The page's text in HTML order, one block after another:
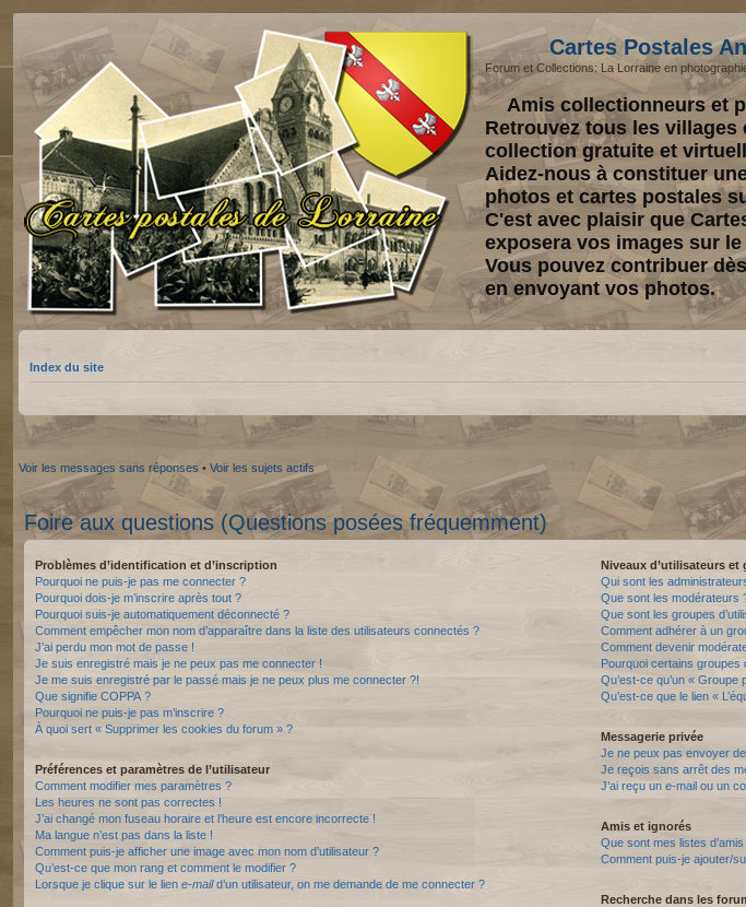
Cartes Postales
Forum et Collections: La Lorraine en
Amis collectionneurs et
Retrouvez tous les
collection gratuite et
Aidez-nous à constituer
photos et cartes postales
C'est avec plaisir que
exposera vos images sur le
Vous pouvez contribuer
en envoyant vos photos.
Index du site
Voir les messages sans réponses • Voir les sujets actifs
Foire aux questions (Questions posées fréquemment)
Problèmes d’identification et d’inscription
Pourquoi ne puis-je pas me connecter ?
Pourquoi dois-je m’inscrire après tout ?
Pourquoi suis-je automatiquement déconnecté ?
Comment empêcher mon nom d’apparaître dans la liste des utilisateurs connectés ?
J’ai perdu mon mot de passe !
Je suis enregistré mais je ne peux pas me connecter !
Je me suis enregistré par le passé mais je ne peux plus me connecter ?!
Que signifie COPPA ?
Pourquoi ne puis-je pas m’inscrire ?
À quoi sert « Supprimer les cookies du forum » ?
Préférences et paramètres de l’utilisateur
Comment modifier mes paramètres ?
Les heures ne sont pas correctes !
J’ai changé mon fuseau horaire et l’heure est encore incorrecte !
Ma langue n’est pas dans la liste !
Comment puis-je afficher une image avec mon nom d’utilisateur ?
Qu’est-ce que mon rang et comment le modifier ?
Lorsque je clique sur le lien e-maild’un utilisateur, on me demande de me connecter ?
Niveaux d’utilisateurs et
Qui sont les
Que sont les modérateurs
Que sont les groupes
Comment adhérer à un
Comment devenir
Pourquoi certains groupes
Qu’est-ce qu’un « Groupe
Qu’est-ce que le lien «
Messagerie privée
Je ne peux pas envoyer
Je reçois sans arrêt des
J’ai reçu un e-mail ou un
Amis et ignorés
Que sont mes listes d’amis
Comment puis-je ajouter/
Recherche dans les